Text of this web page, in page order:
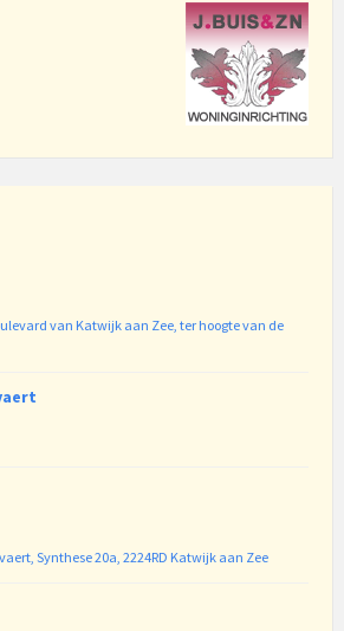
van Katwijk aan Zee, ter hoogte van de
Synthese 20a, 2224RD Katwijk aan Zee